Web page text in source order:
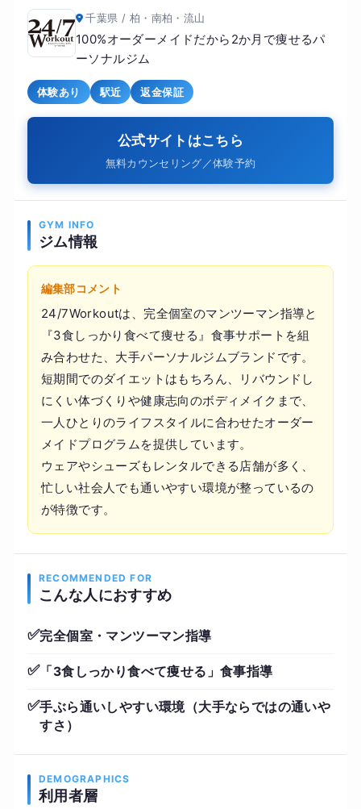
千葉県 / 柏・南柏・流山
100%オーダーメイドだから2か月で痩せるパ
ーソナルジム
体験あり 駅近 返金保証
公式サイトはこちら
無料カウンセリング／体験予約
GYM INFO
ジム情報
編集部コメント
24/7Workoutは、完全個室のマンツーマン指導と
『3食しっかり食べて痩せる』食事サポートを組
み合わせた、大手パーソナルジムブランドです。
短期間でのダイエットはもちろん、リバウンドし
にくい体づくりや健康志向のボディメイクまで、
一人ひとりのライフスタイルに合わせたオーダー
メイドプログラムを提供しています。
ウェアやシューズもレンタルできる店舗が多く、
忙しい社会人でも通いやすい環境が整っているの
が特徴です。
RECOMMENDED FOR
こんな人におすすめ
✅完全個室・マンツーマン指導
✅「3食しっかり食べて痩せる」食事指導
✅手ぶら通いしやすい環境（大手ならではの通いや
すさ）
DEMOGRAPHICS
利用者層